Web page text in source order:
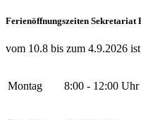
Ferienöffnungszeiten Sekretariat
vom 10.8 bis zum 4.9.2026
Montag 8:00 - 12:00 Uhr